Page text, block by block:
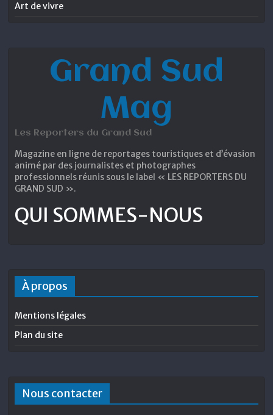
Art de vivre
Grand Sud
Mag
Les Reporters du Grand Sud
Magazine en ligne de reportages touristiques et d’évasion
animé par des journalistes et photographes
professionnels réunis sous le label « LES REPORTERS DU
GRAND SUD ».
QUI SOMMES-NOUS
À propos
Mentions légales
Plan du site
Nous contacter